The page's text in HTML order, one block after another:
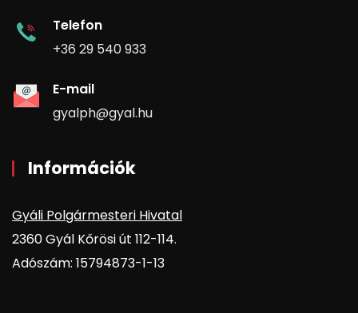
Telefon
+36 29 540 933
E-mail
gyalph@gyal.hu
Információk
Gyáli Polgármesteri Hivatal
2360 Gyál Kőrösi út 112-114.
Adószám: 15794873-1-13